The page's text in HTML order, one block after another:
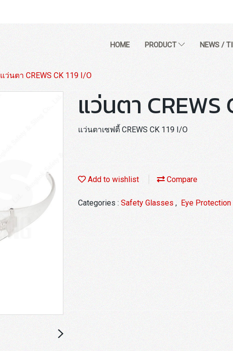
HOME PRODUCT NEWS /
แว่นตา CREWS CK 119 I/O
แว่นตา CREWS
แว่นตาเซฟตี้ CREWS CK 119 I/O
Add to wishlist Compare
Categories : Safety Glasses , Eye Protection